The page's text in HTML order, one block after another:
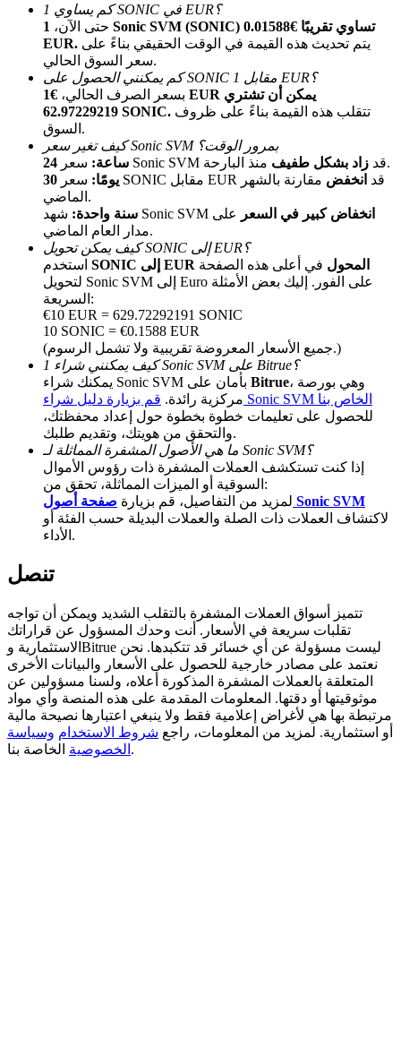
الإحالة
قم بدعوة صديق لتحصل على مكافآت نقدية
Deposit CASHCAT & Win
Deposit CASHCAT & Win
Share 500000 CASHCAT prize pool
Exclusive for BitMart Users
Register & Trade to Win 500,000 USDT
Precious Metals Trading Carnival
Trade Gold & Silver · 33,333 USDT Bonus
USDT New User Exclusive 10% APR
كم يساوي 1 SONIC في EUR؟
حتى الآن، 1 Sonic SVM (SONIC) تساوي تقريبًا €0.01588
EUR.
سعر السوق الحالي.
كم يمكنني الحصول على SONIC مقابل 1 EUR؟
بسعر الصرف الحالي،
€1 EUR يمكن أن تشتري
62.97229219 SONIC.
السوق.
كيف تغير سعر Sonic SVM بمرور الوقت؟
24 ساعة:
سعر Sonic SVM قد زاد بشكل طفيف
منذ البارحة.
30 يومًا:
سعر SONIC مقابل EUR قد انخفض مقارنة بالشهر
الماضي.
سنة واحدة: شهد Sonic SVM انخفاض كبير في السعر
على
مدار العام الماضي.
كيف يمكن تحويل SONIC إلى EUR؟
SONIC إلى EUR المحول في أعلى هذه الصفحة
لتحويل Sonic SVM إلى Euro على الفور. إليك بعض الأمثلة
السريعة:
€10 EUR = 629.72292191 SONIC
10 SONIC = €0.1588 EUR
(جميع الأسعار المعروضة تقريبية ولا تشمل الرسوم.)
كيف يمكنني شراء 1 Sonic SVM على Bitrue؟
Bitrue، وهي بورصة
مركزية رائدة.
قم بزيارة دليل شراء Sonic SVM الخاص بنا
للحصول على تعليمات خطوة بخطوة حول إعداد محفظتك،
والتحقق من هويتك، وتقديم طلبك.
ما هي الأصول المشفرة المماثلة لـ Sonic SVM؟
إذا كنت تستكشف العملات المشفرة ذات رؤوس الأموال
السوقية أو الميزات المماثلة، تحقق من:
لمزيد من التفاصيل، قم بزيارة صفحة أصول Sonic SVM
لاكتشاف العملات ذات الصلة والعملات البديلة حسب الفئة أو
الأداء.
تنصل
تتميز أسواق العملات المشفرة بالتقلب الشديد ويمكن أن تواجه
تقلبات سريعة في الأسعار. أنت وحدك المسؤول عن قراراتك
الاستثمارية وBitrue ليست مسؤولة عن أي خسائر قد تتكبدها. نحن
نعتمد على مصادر خارجية للحصول على الأسعار والبيانات الأخرى
المتعلقة بالعملات المشفرة المذكورة أعلاه، ولسنا مسؤولين عن
موثوقيتها أو دقتها. المعلومات المقدمة على هذه المنصة وأي مواد
مرتبطة بها هي لأغراض إعلامية فقط ولا ينبغي اعتبارها نصيحة مالية
أو استثمارية. لمزيد من المعلومات، راجع شروط الاستخدام وسياسة
الخصوصية الخاصة بنا.